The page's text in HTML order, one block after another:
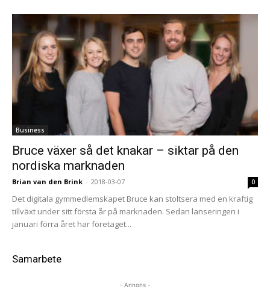
Business
Bruce växer så det knakar – siktar på den
nordiska marknaden
Brian van den Brink - 2018-03-07 0
Det digitala gymmedlemskapet Bruce kan stoltsera med en kraftig
tillväxt under sitt första år på marknaden. Sedan lanseringen i
januari förra året har företaget...
Samarbete
- Annons -